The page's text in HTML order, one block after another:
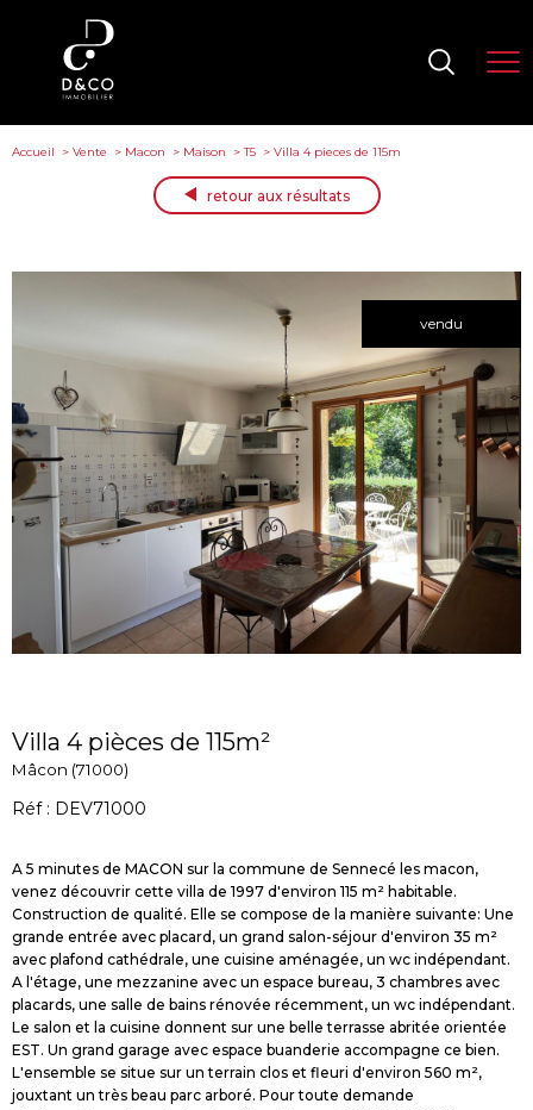
Accueil Vente Macon Maison T5 Villa 4 pieces de 115m
retour aux résultats
vendu
Villa 4 pièces de 115m²
Mâcon (71000)
Réf : DEV71000
A 5 minutes de MACON sur la commune de Sennecé les macon,
venez découvrir cette villa de 1997 d'environ 115 m² habitable.
Construction de qualité. Elle se compose de la manière suivante: Une
grande entrée avec placard, un grand salon-séjour d'environ 35 m²
avec plafond cathédrale, une cuisine aménagée, un wc indépendant.
A l'étage, une mezzanine avec un espace bureau, 3 chambres avec
placards, une salle de bains rénovée récemment, un wc indépendant.
Le salon et la cuisine donnent sur une belle terrasse abritée orientée
EST. Un grand garage avec espace buanderie accompagne ce bien.
L'ensemble se situe sur un terrain clos et fleuri d'environ 560 m²,
jouxtant un très beau parc arboré. Pour toute demande